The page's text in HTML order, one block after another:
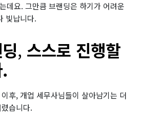
데요. 그만큼 브랜딩은 하기가 어려운
빛납니다.
, 스스로 진행할
후, 개업 세무사님들이 살아남기는 더
습니다.